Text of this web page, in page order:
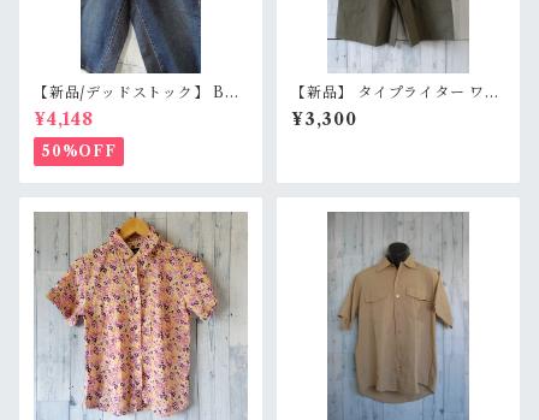
【新品/デッドストック】 BL
UE WAY ブルーウェイ 日本製
デニムショートパンツ S/M/L
（M1431-50） 膝下丈 職人加
工 アメカジ RankS
¥4,148
50%OFF
【新品】 タイプライター ワイ
ド カーゴショーツ M/L/LL セ
ージグリーン イージーパンツ
¥3,300